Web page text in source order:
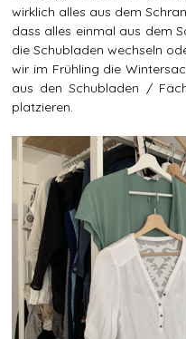
wirklich alles aus dem
dass alles einmal aus dem
die Schubladen wechseln
wir im Frühling die
aus den Schubladen /
platzieren.